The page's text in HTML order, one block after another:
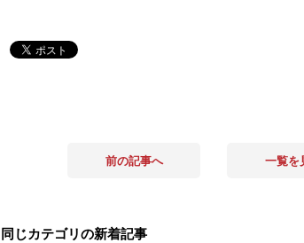
前の記事へ 一覧を
同じカテゴリの新着記事